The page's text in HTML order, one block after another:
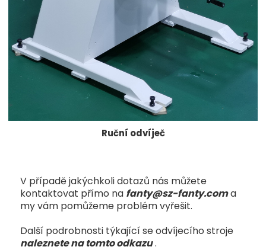
Ruční odvíječ
V případě jakýchkoli dotazů nás můžete
kontaktovat přímo na fanty@sz-fanty.coma
my vám pomůžeme problém vyřešit.
Další podrobnosti týkající se odvíjecího stroje
naleznete na tomto odkazu.